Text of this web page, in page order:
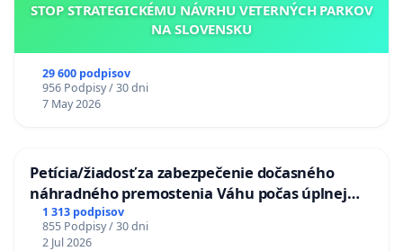
STOP STRATEGICKÉMU NÁVRHU VETERNÝCH PARKOV
NA SLOVENSKU
29 600 podpisov
956 Podpisy / 30 dni
7 May 2026
Petícia/žiadosť za zabezpečenie dočasného
náhradného premostenia Váhu počas úplnej
uzávery Vážskeho mosta v Komárne
1 313 podpisov
855 Podpisy / 30 dni
2 Jul 2026